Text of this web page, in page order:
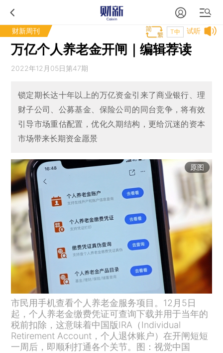
财新周刊 试听
T中
万亿个人养老金开闸｜编辑荐读
2022年12月05日第47期
锁定期长达十年以上的万亿资金引来了商业银行、理
财子公司、公募基金、保险公司的同台竞争，将有效
引导市场重估配置，优化久期结构，更给沉迷的资本
市场带来长期资金愿景
原图
市民用手机查看个人养老金服务项目。12月5日
起，个人养老金缴费凭证可查询下载并用于当年的
税前扣除，这意味着中国版IRA（Individual
Retirement Account，个人退休账户）在开闸短短
一周后，即顺利打通各个关节。图：视觉中国